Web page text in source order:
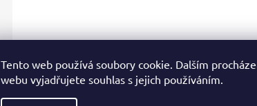
Tento web používá soubory cookie. Dalším
webu vyjadřujete souhlas s jejich používáním.